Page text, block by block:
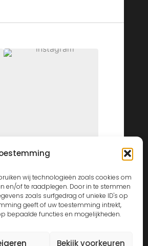
wij technologieën zoals cookies om
en/of te raadplegen. Door in te stemmen
zoals surfgedrag of unieke ID's op
geeft of uw toestemming intrekt,
bepaalde functies en mogelijkheden.
Bekijk voorkeuren